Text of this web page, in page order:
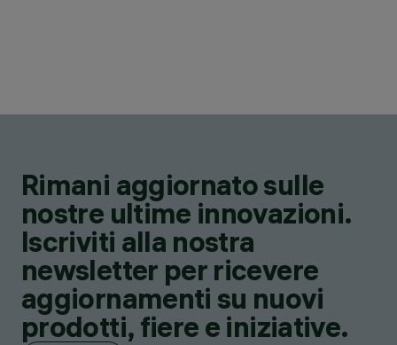
Rimani aggiornato sulle
nostre ultime innovazioni.
Iscriviti alla nostra
newsletter per ricevere
aggiornamenti su nuovi
prodotti, fiere e iniziative.